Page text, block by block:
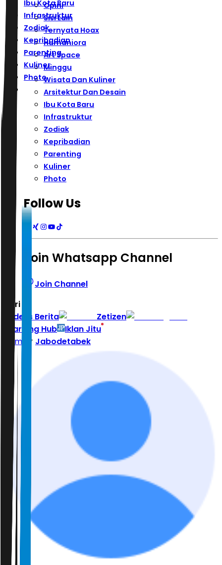
Ibu Kota Baru
Infrastruktur
Zodiak
Kepribadian
Parenting
Kuliner
Photo
Opini
Sisi Lain
Ternyata Hoax
Humaniora
Art Space
Minggu
Wisata Dan Kuliner
Arsitektur Dan Desain
Ibu Kota Baru
Infrastruktur
Zodiak
Kepribadian
Parenting
Kuliner
Photo
Follow Us
Join Whatsapp Channel
Join Channel
Hari ini
Indeks Berita
Zetizen
Learning Hub
Iklan Jitu
Home
Jabodetabek